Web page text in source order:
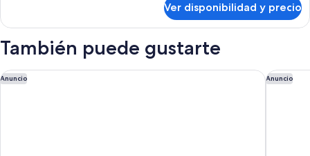
Queen
size
estándar,
camas
size
Ver disponibilidad y precio
También puede gustarte
Anuncio
Crescent Beach Motel Anuncio
Pacific